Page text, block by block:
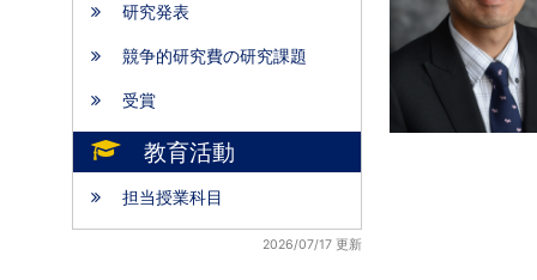
研究発表
競争的研究費の研究課題
受賞
教育活動
担当授業科目
2026/07/17 更新